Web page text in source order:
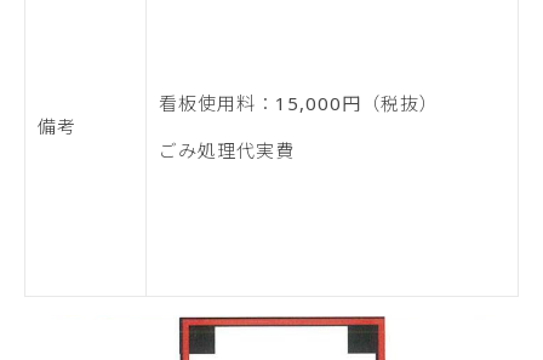
備考
看板使用料：15,000円（税抜）
ごみ処理代実費